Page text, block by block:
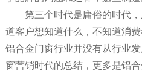
第三个时代是庸俗的时代
道客户想知道什么，不知道消
铝合金门窗行业并没有从行业
窗营销时代的总结，更多是铝